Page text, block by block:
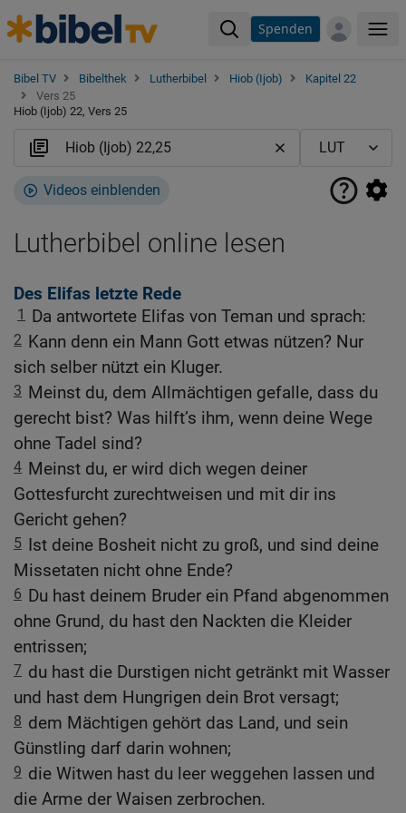
Spenden
Bibel TV Bibelthek Lutherbibel Hiob (Ijob)
Kapitel 22
Vers 25
Hiob (Ijob) 22, Vers 25
Videos einblenden
Lutherbibel online lesen
Des Elifas letzte Rede
1 Da antwortete Elifas von Teman und sprach:
2 Kann denn ein Mann Gott etwas nützen? Nur
sich selber nützt ein Kluger.
3 Meinst du, dem Allmächtigen gefalle, dass du
gerecht bist? Was hilft’s ihm, wenn deine Wege
ohne Tadel sind?
4 Meinst du, er wird dich wegen deiner
Gottesfurcht zurechtweisen und mit dir ins
Gericht gehen?
5 Ist deine Bosheit nicht zu groß, und sind deine
Missetaten nicht ohne Ende?
6 Du hast deinem Bruder ein Pfand abgenommen
ohne Grund, du hast den Nackten die Kleider
entrissen;
7 du hast die Durstigen nicht getränkt mit Wasser
und hast dem Hungrigen dein Brot versagt;
8 dem Mächtigen gehört das Land, und sein
Günstling darf darin wohnen;
9 die Witwen hast du leer weggehen lassen und
die Arme der Waisen zerbrochen.